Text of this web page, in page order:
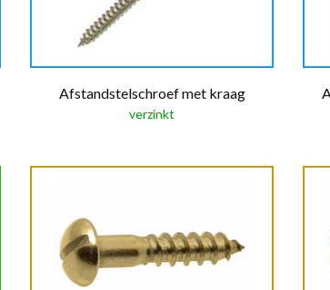
Afstandstelschroef met kraag
verzinkt